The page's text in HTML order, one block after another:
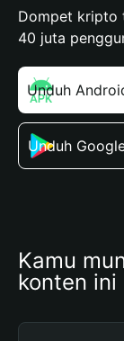
Dompet kripto
40 juta
Unduh
Unduh
Kamu
konten ini